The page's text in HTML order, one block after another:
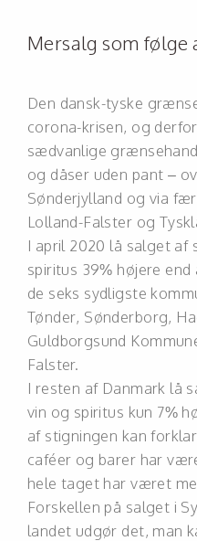
Mersalg som følge
Den dansk-tyske
corona-krisen, og
sædvanlige
og dåser uden pant –
Sønderjylland og via
Lolland-Falster og
I april 2020 lå salget af
spiritus 39% højere end
de seks sydligste
Tønder, Sønderborg,
Guldborgsund
Falster.
I resten af Danmark lå
vin og spiritus kun 7%
af stigningen kan
caféer og barer har
hele taget har været
Forskellen på salget i
landet udgør det, man